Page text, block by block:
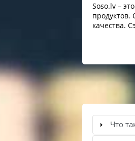
Soso.lv –
продуктов.
качества.
Что